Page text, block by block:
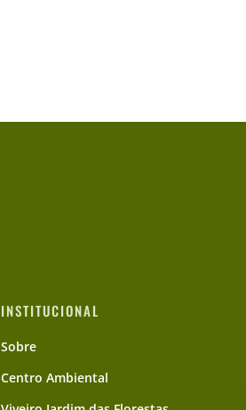
INSTITUCIONAL
Sobre
Centro Ambiental